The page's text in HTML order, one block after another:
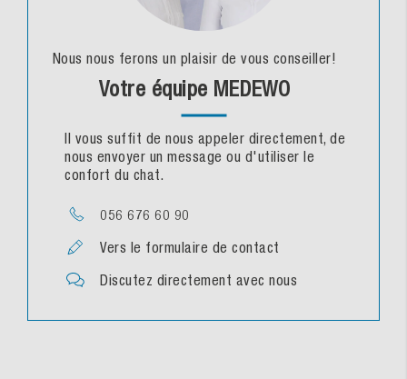
Nous nous ferons un plaisir de vous conseiller!
Votre équipe MEDEWO
Il vous suffit de nous appeler directement, de
nous envoyer un message ou d'utiliser le
confort du chat.
056 676 60 90
Vers le formulaire de contact
Discutez directement avec nous